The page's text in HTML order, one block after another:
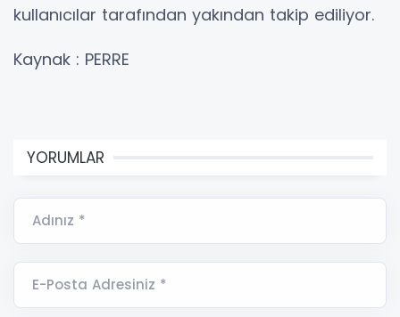
kullanıcılar tarafından yakından takip ediliyor.
Kaynak : PERRE
YORUMLAR
Adınız *
E-Posta Adresiniz *